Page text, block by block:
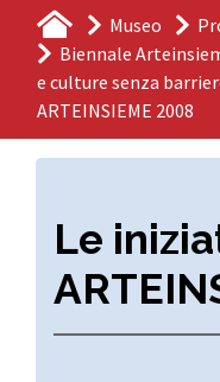
Museo
Biennale
e culture senza
ARTEINSIEME 2008
Le